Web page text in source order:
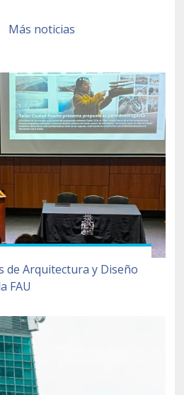
Más noticias
de Arquitectura y Diseño
FAU